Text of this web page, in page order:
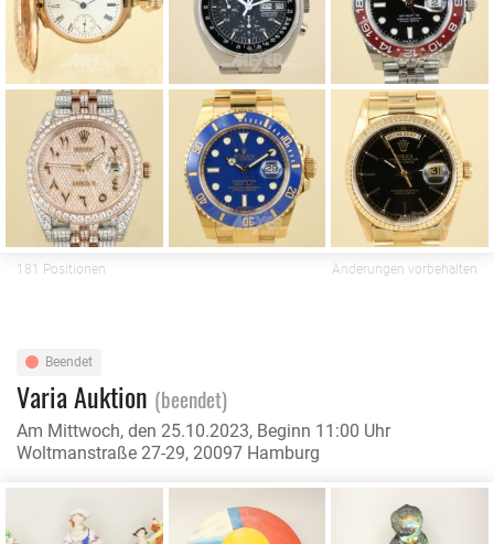
181 Positionen Änderungen vorbehalten
Varia Auktion (beendet)
Am Mittwoch, den 25.10.2023, Beginn 11:00 Uhr
Woltmanstraße 27-29, 20097 Hamburg
Beendet